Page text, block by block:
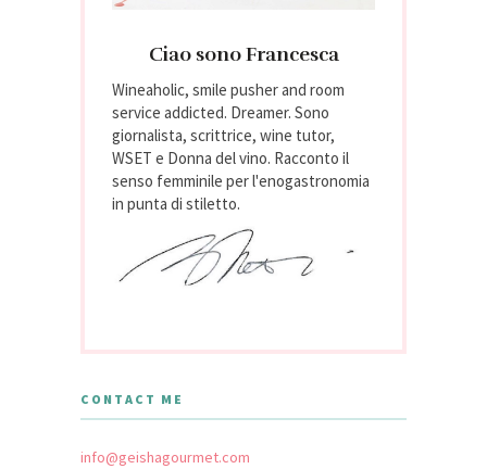
Ciao sono Francesca
Wineaholic, smile pusher and room
service addicted. Dreamer. Sono
giornalista, scrittrice, wine tutor,
WSET e Donna del vino. Racconto il
senso femminile per l'enogastronomia
in punta di stiletto.
CONTACT ME
info@geishagourmet.com